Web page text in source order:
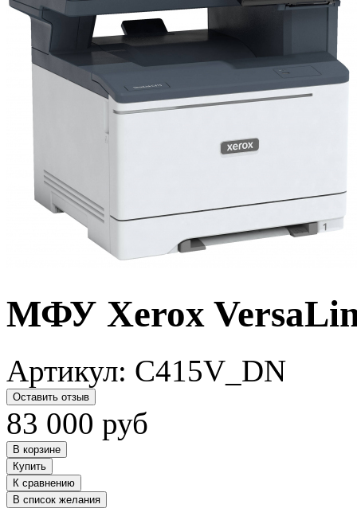
МФУ Xerox
Артикул: C415V_DN
Оставить отзыв
83 000 руб
В корзине
Купить
К сравнению
В список желания